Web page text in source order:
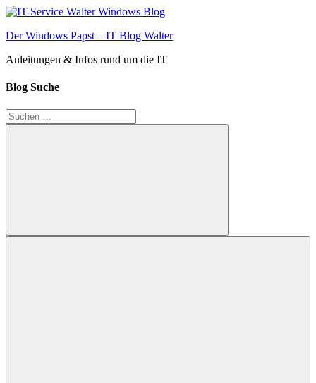
Zum
springen
Der Windows Papst – IT Blog Walter
Anleitungen & Infos rund um die IT
Blog Suche
Suchen
nach:
Suchen